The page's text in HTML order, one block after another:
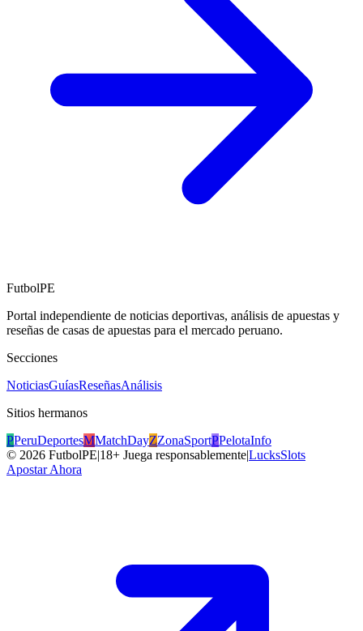
FutbolPE
Portal independiente de noticias deportivas, análisis de apuestas y
reseñas de casas de apuestas para el mercado peruano.
Secciones
NoticiasGuíasReseñasAnálisis
Sitios hermanos
PPeruDeportesMMatchDayZZonaSportPPelotaInfo
© 2026 FutbolPE|18+ Juega responsablemente|LucksSlots
Apostar Ahora